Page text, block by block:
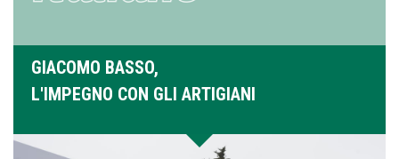
GIACOMO BASSO,
L'IMPEGNO CON GLI ARTIGIANI